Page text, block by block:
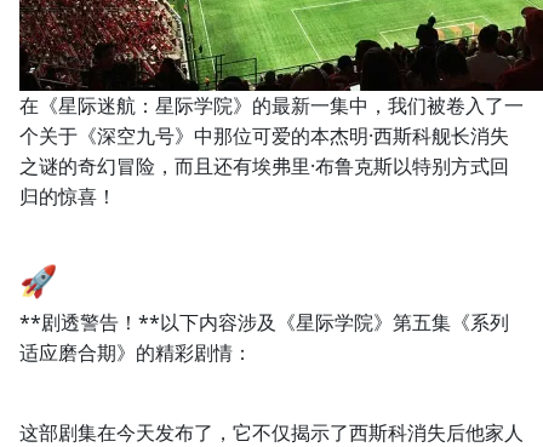
在《星际迷航：星际学院》的最新一集中，我们被卷入了一
个关于《深空九号》中那位可爱的本杰明·西斯科舰长消失
之谜的奇幻冒险，而且还有埃弗里·布鲁克斯以特别方式回
归的惊喜！
🚀
**剧透警告！**以下内容涉及《星际学院》第五集《系列
适应磨合期》的精彩剧情：
这部剧集在今天发布了，它不仅揭示了西斯科消失后他家人